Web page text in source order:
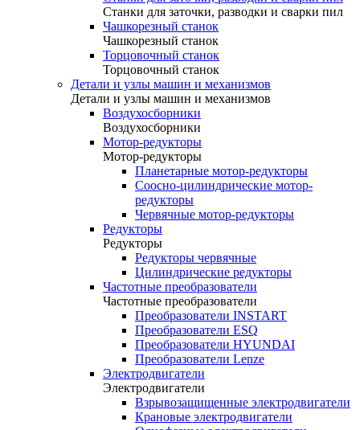
Станки для заточки, разводки и сварки пил
Чашкорезный станок
Чашкорезный станок
Торцовочный станок
Торцовочный станок
Детали и узлы машин и механизмов
Детали и узлы машин и механизмов
Воздухосборники
Воздухосборники
Мотор-редукторы
Мотор-редукторы
Планетарные мотор-редукторы
Соосно-цилиндрические мотор-
редукторы
Червячные мотор-редукторы
Редукторы
Редукторы
Редукторы червячные
Цилиндрические редукторы
Частотные преобразователи
Частотные преобразователи
Преобразователи INSTART
Преобразователи ESQ
Преобразователи HYUNDAI
Преобразователи Lenze
Электродвигатели
Электродвигатели
Взрывозащищенные электродвигатели
Крановые электродвигатели